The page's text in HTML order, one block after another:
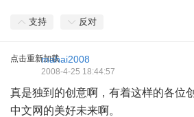
支持 反对
点击重新加载mahai2008
2008-4-25 18:44:57
真是独到的创意啊，有着这样的各位
中文网的美好未来啊。